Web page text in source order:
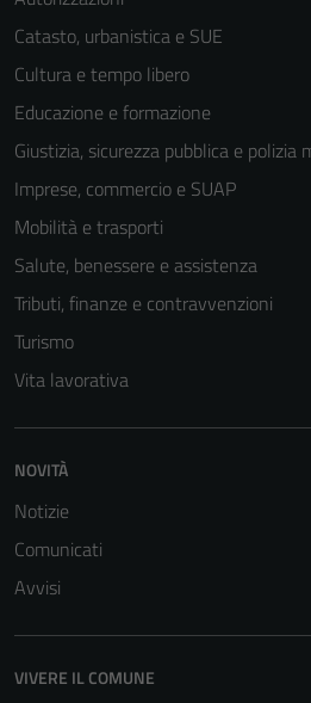
Catasto, urbanistica e SUE
Cultura e tempo libero
Educazione e formazione
Giustizia, sicurezza pubblica e polizia
Imprese, commercio e SUAP
Mobilità e trasporti
Salute, benessere e assistenza
Tributi, finanze e contravvenzioni
Turismo
Vita lavorativa
NOVITÀ
Notizie
Comunicati
Avvisi
VIVERE IL COMUNE